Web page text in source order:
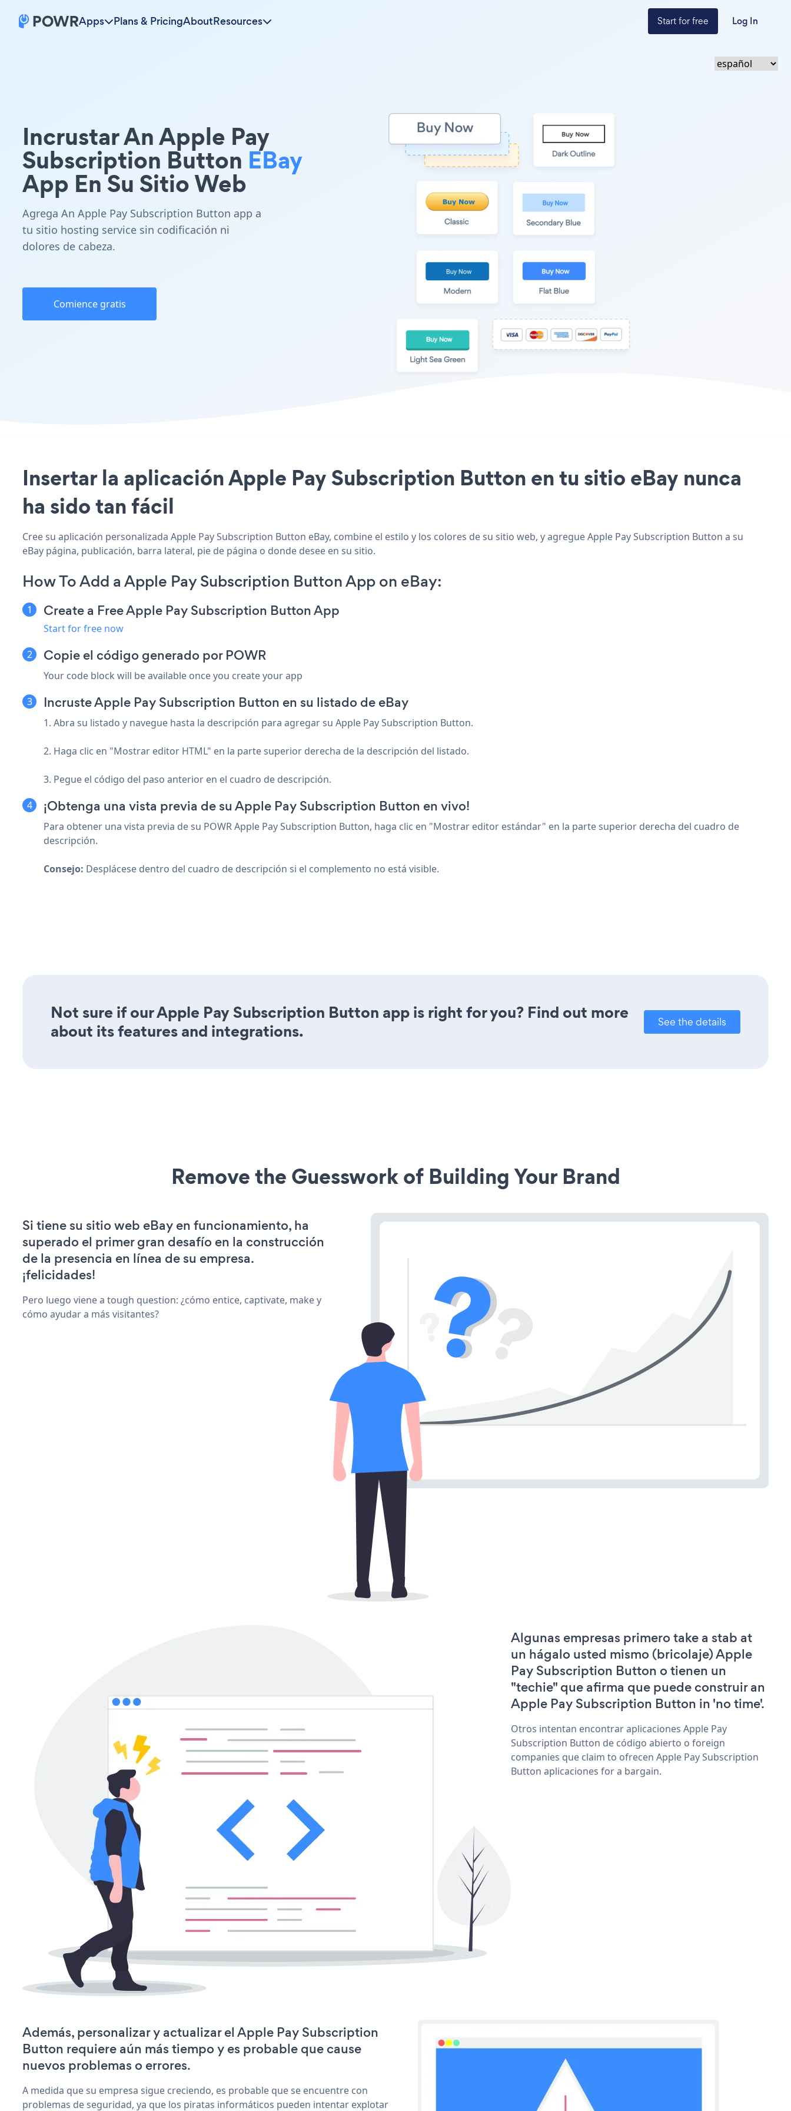
Apps Plans & PricingAboutResources Start for free Log In
Incrustar An Apple Pay
Subscription Button EBay
App En Su Sitio Web
Agrega An Apple Pay Subscription Button app a
tu sitio hosting service sin codificación ni
dolores de cabeza.
Comience gratis
Insertar la aplicación Apple Pay Subscription Button en tu sitio eBay nunca
ha sido tan fácil
Cree su aplicación personalizada Apple Pay Subscription Button eBay, combine el estilo y los colores de su sitio web, y agregue Apple Pay Subscription Button a su
eBay página, publicación, barra lateral, pie de página o donde desee en su sitio.
How To Add a Apple Pay Subscription Button App on eBay:
Create a Free Apple Pay Subscription Button App
Start for free now
Copie el código generado por POWR
Your code block will be available once you create your app
Incruste Apple Pay Subscription Button en su listado de eBay
1. Abra su listado y navegue hasta la descripción para agregar su Apple Pay Subscription Button.
2. Haga clic en "Mostrar editor HTML" en la parte superior derecha de la descripción del listado.
3. Pegue el código del paso anterior en el cuadro de descripción.
¡Obtenga una vista previa de su Apple Pay Subscription Button en vivo!
Para obtener una vista previa de su POWR Apple Pay Subscription Button, haga clic en "Mostrar editor estándar" en la parte superior derecha del cuadro de
descripción.
Consejo: Desplácese dentro del cuadro de descripción si el complemento no está visible.
Not sure if our Apple Pay Subscription Button app is right for you? Find out more
about its features and integrations.
See the details
Remove the Guesswork of Building Your Brand
Si tiene su sitio web eBay en funcionamiento, ha
superado el primer gran desafío en la construcción
de la presencia en línea de su empresa.
¡felicidades!
Pero luego viene a tough question: ¿cómo entice, captivate, make y
cómo ayudar a más visitantes?
Algunas empresas primero take a stab at
un hágalo usted mismo (bricolaje) Apple
Pay Subscription Button o tienen un
"techie" que afirma que puede construir an
Apple Pay Subscription Button in 'no time'.
Otros intentan encontrar aplicaciones Apple Pay
Subscription Button de código abierto o foreign
companies que claim to ofrecen Apple Pay Subscription
Button aplicaciones for a bargain.
Además, personalizar y actualizar el Apple Pay Subscription
Button requiere aún más tiempo y es probable que cause
nuevos problemas o errores.
A medida que su empresa sigue creciendo, es probable que se encuentre con
problemas de seguridad, ya que los piratas informáticos pueden intentar explotar